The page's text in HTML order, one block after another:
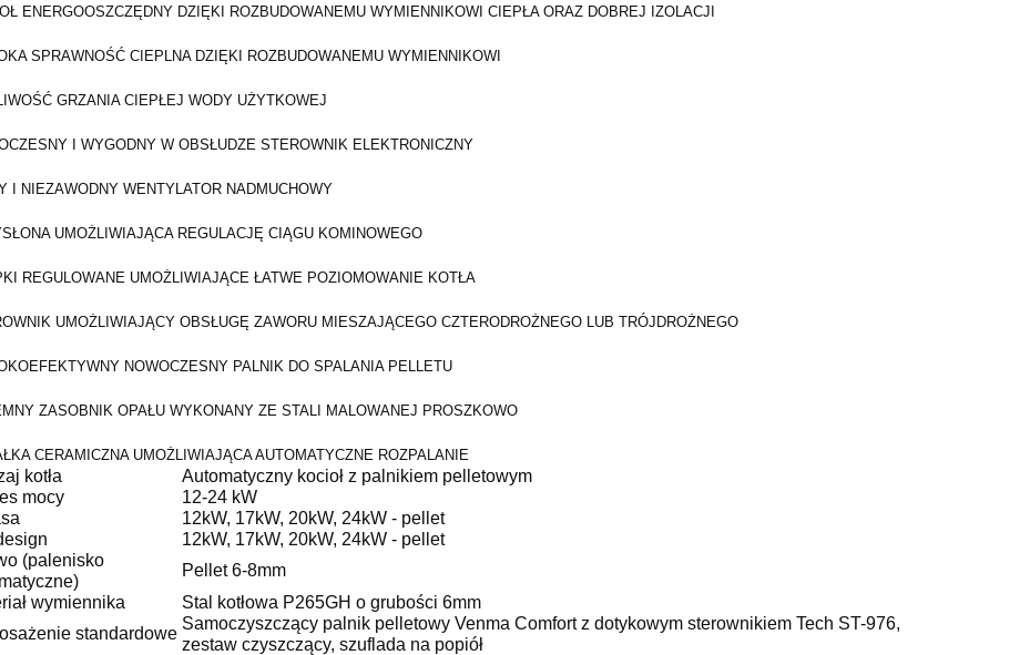
ENERGOOSZCZĘDNY DZIĘKI ROZBUDOWANEMU WYMIENNIKOWI CIEPŁA ORAZ DOBREJ IZOLACJI
SPRAWNOŚĆ CIEPLNA DZIĘKI ROZBUDOWANEMU WYMIENNIKOWI
GRZANIA CIEPŁEJ WODY UŻYTKOWEJ
I WYGODNY W OBSŁUDZE STEROWNIK ELEKTRONICZNY
I NIEZAWODNY WENTYLATOR NADMUCHOWY
UMOŻLIWIAJĄCA REGULACJĘ CIĄGU KOMINOWEGO
REGULOWANE UMOŻLIWIAJĄCE ŁATWE POZIOMOWANIE KOTŁA
UMOŻLIWIAJĄCY OBSŁUGĘ ZAWORU MIESZAJĄCEGO CZTERODROŻNEGO LUB TRÓJDROŻNEGO
NOWOCZESNY PALNIK DO SPALANIA PELLETU
ZASOBNIK OPAŁU WYKONANY ZE STALI MALOWANEJ PROSZKOWO
CERAMICZNA UMOŻLIWIAJĄCA AUTOMATYCZNE ROZPALANIE
kotła
Automatyczny kocioł z palnikiem pelletowym
mocy
12-24 kW
12kW, 17kW, 20kW, 24kW - pellet
12kW, 17kW, 20kW, 24kW - pellet
(palenisko
Pellet 6-8mm
wymiennika
Stal kotłowa P265GH o grubości 6mm
standardowe
Samoczyszczący palnik pelletowy Venma Comfort z dotykowym sterownikiem Tech ST-976,
zestaw czyszczący, szuflada na popiół